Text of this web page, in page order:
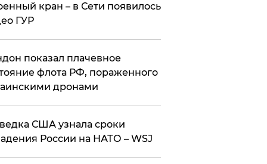
кран – в Сети появилось
ГУР
показал плачевное
флота РФ, пораженного
дронами
США узнала сроки
России на НАТО – WSJ